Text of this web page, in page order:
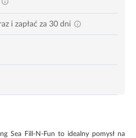
i zapłać za 30 dni
Sea Fill-N-Fun to idealny pomysł na